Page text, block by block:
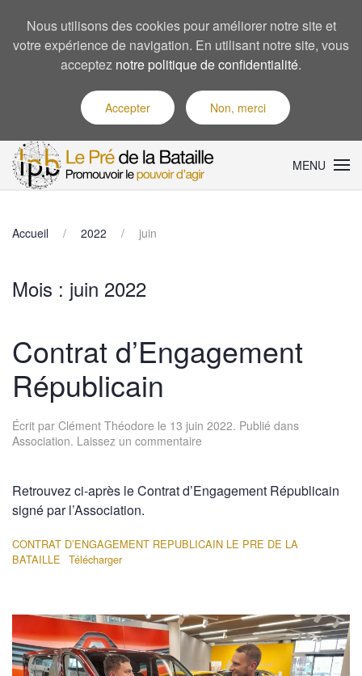
Nous utilisons des cookies pour améliorer notre site et
votre expérience de navigation. En utilisant notre site, vous
acceptez notre politique de confidentialité.
Accepter Non, merci
MENU
Accueil 2022 juin
Mois : juin 2022
Contrat d’Engagement
Républicain
Écrit par Clément Théodore le 13 juin 2022. Publié dans
Association. Laissez un commentaire
Retrouvez ci-après le Contrat d’Engagement Républicain
signé par l’Association.
CONTRAT D’ENGAGEMENT REPUBLICAIN LE PRE DE LA
BATAILLE Télécharger